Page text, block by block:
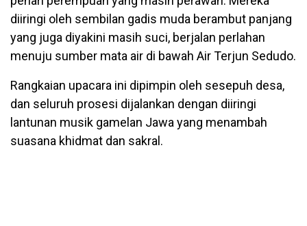
diiringi oleh sembilan gadis muda berambut panjang
yang juga diyakini masih suci, berjalan perlahan
menuju sumber mata air di bawah Air Terjun Sedudo.
Rangkaian upacara ini dipimpin oleh sesepuh desa,
dan seluruh prosesi dijalankan dengan diiringi
lantunan musik gamelan Jawa yang menambah
suasana khidmat dan sakral.